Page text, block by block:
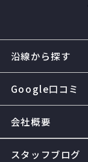
沿線から探す
Google口コミ
会社概要
スタッフブログ